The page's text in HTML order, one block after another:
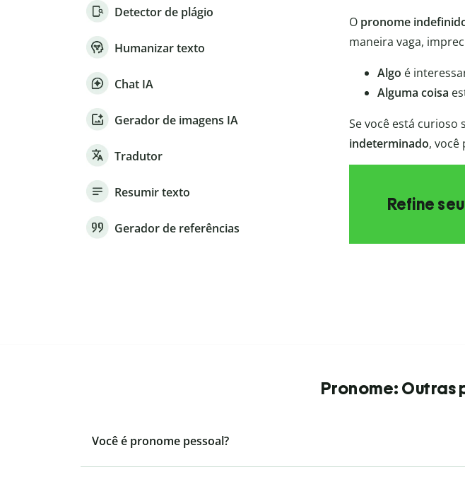
Detector de plágio
Humanizar texto
Chat IA
Gerador de imagens IA
Tradutor
Resumir texto
Gerador de referências
O pronome
maneira vaga,
Algo é
Alguma coisa
Se você está curioso
indeterminado, você
Refine
Pronome: Outras
Você é pronome pessoal?